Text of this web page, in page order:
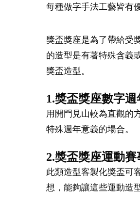
每種做字手法工藝皆有
獎盃獎座是為了帶給受
的造型是有著特殊含義
獎盃造型。
1.獎盃獎座數字週
用開門見山較為直觀的
特殊週年意義的場合。
2.獎盃獎座運動賽
此類造型客製化獎盃可
想，能夠讓這些運動造